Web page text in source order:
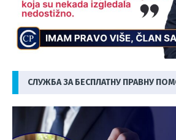
СЛУЖБА ЗА БЕСПЛАТНУ ПРАВНУ